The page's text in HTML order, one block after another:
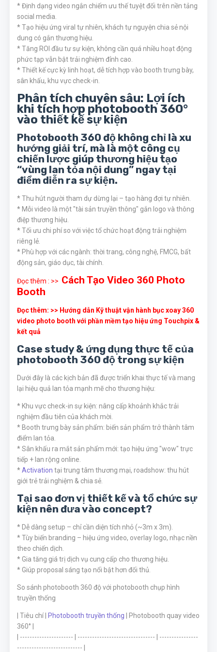
* Định dạng video ngắn chiếm ưu thế tuyệt đối trên nền tảng
social media.
* Tạo hiệu ứng viral tự nhiên, khách tự nguyện chia sẻ nội
dung có gắn thương hiệu.
* Tăng ROI đầu tư sự kiện, không cần quá nhiều hoạt động
phức tạp vẫn bật trải nghiệm đỉnh cao.
* Thiết kế cực kỳ linh hoạt, dễ tích hợp vào booth trưng bày,
sân khấu, khu vực check-in.
Phân tích chuyên sâu: Lợi ích
khi tích hợp photobooth 360°
vào thiết kế sự kiện
Photobooth 360 độ không chỉ là xu
hướng giải trí, mà là một công cụ
chiến lược giúp thương hiệu tạo
“vùng lan tỏa nội dung” ngay tại
điểm diễn ra sự kiện.
* Thu hút người tham dự dừng lại – tạo hàng đợi tự nhiên.
* Mỗi video là một "tài sản truyền thông" gắn logo và thông
điệp thương hiệu.
* Tối ưu chi phí so với việc tổ chức hoạt động trải nghiệm
riêng lẻ.
* Phù hợp với các ngành: thời trang, công nghệ, FMCG, bất
động sản, giáo dục, tài chính.
Đọc thêm : >> Cách Tạo Video 360 Photo
Booth
Đọc thêm: >> Hướng dẫn Kỹ thuật vận hành bục xoay 360
video photo booth với phần mềm tạo hiệu ứng Touchpix &
kết quả
Case study & ứng dụng thực tế của
photobooth 360 độ trong sự kiện
Dưới đây là các kịch bản đã được triển khai thực tế và mang
lại hiệu quả lan tỏa mạnh mẽ cho thương hiệu:
* Khu vực check-in sự kiện: nâng cấp khoảnh khắc trải
nghiệm đầu tiên của khách mời.
* Booth trưng bày sản phẩm: biến sản phẩm trở thành tâm
điểm lan tỏa.
* Sân khấu ra mắt sản phẩm mới: tạo hiệu ứng "wow" trực
tiếp + lan rộng online.
*Activation tại trung tâm thương mại, roadshow: thu hút
giới trẻ trải nghiệm & chia sẻ.
Tại sao đơn vị thiết kế và tổ chức sự
kiện nên đưa vào concept?
* Dễ dàng setup – chỉ cần diện tích nhỏ (~3m x 3m).
* Tùy biến branding – hiệu ứng video, overlay logo, nhạc nền
theo chiến dịch.
* Gia tăng giá trị dịch vụ cung cấp cho thương hiệu.
* Giúp proposal sáng tạo nổi bật hơn đối thủ.
So sánh photobooth 360 độ với photobooth chụp hình
truyền thống
| Tiêu chí | Photobooth truyền thống | Photobooth quay video
360° |
| ---------------------- | -------------------------------- | ----------------
--------------------------- |